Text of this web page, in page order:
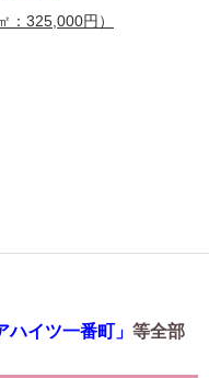
：325,000円）
ハイツ一番町」 等全部